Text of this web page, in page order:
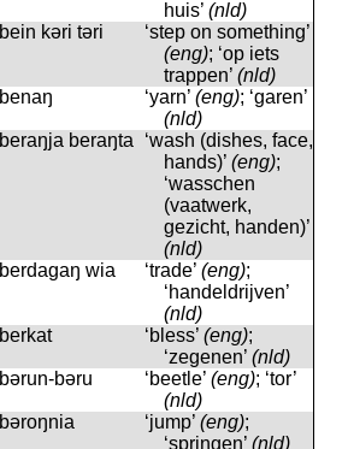
huis’ (nld)
bein kəri təri
‘step on something’
(eng); ‘op iets
trappen’ (nld)
benaŋ ‘yarn’ (eng); ‘garen’
(nld)
beraŋja beraŋta
‘wash (dishes, face,
hands)’ (eng);
‘wasschen
(vaatwerk,
gezicht, handen)’
(nld)
berdagaŋ wia ‘trade’ (eng);
‘handeldrijven’
(nld)
berkat ‘bless’ (eng);
‘zegenen’ (nld)
bərun-bəru ‘beetle’ (eng); ‘tor’
(nld)
bəroŋnia ‘jump’ (eng);
‘springen’ (nld)